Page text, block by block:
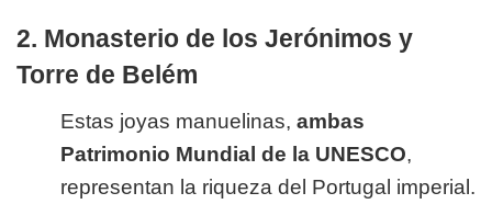
2. Monasterio de los Jerónimos y
Torre de Belém
Estas joyas manuelinas, ambas
Patrimonio Mundial de la UNESCO,
representan la riqueza del Portugal imperial.